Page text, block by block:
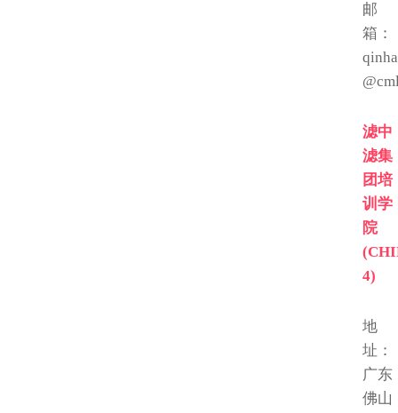
邮
箱：
滤中
滤集
团培
训学
院
4)
地
址：
广东
佛山